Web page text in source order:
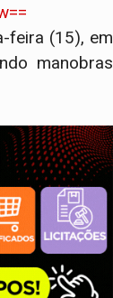
feira (15), em
manobras